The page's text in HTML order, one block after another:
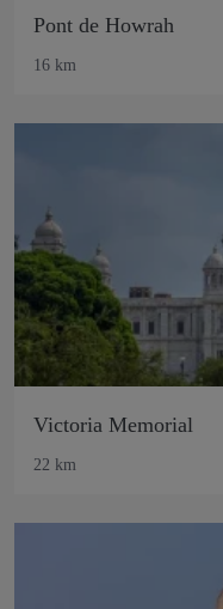
Pont de Howrah
16 km
Victoria Memorial
22 km